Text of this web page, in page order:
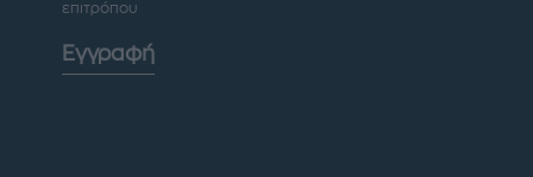
επιτρόπου
Εγγραφή